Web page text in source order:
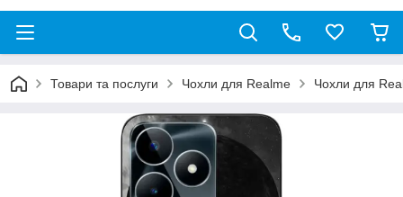
Товари та послуги Чохли для Realme Чохли для